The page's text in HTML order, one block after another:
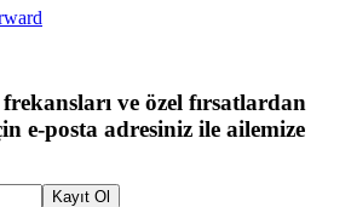
ve özel fırsatlardan
e-posta adresiniz ile ailemize
Kayıt Ol